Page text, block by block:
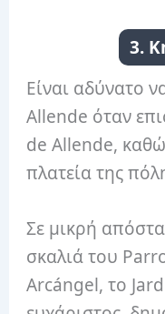
3.
Είναι αδύνατο
Allende όταν
de Allende,
πλατεία της
Σε μικρή
σκαλιά του
Arcángel, το